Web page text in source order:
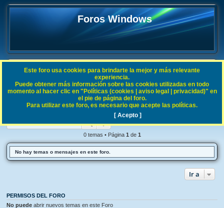
Foros Windows
FAQ
Índice general Procesos Windows
B
r
Procesos Windows
BuscarBúsqueda avanzada
0 temas • Página 1 de 1
No hay temas o mensajes en este foro.
Ir a
PERMISOS DEL FORO
No puede abrir nuevos temas en este Foro
Este foro usa cookies para brindarte la mejor y más relevante
experiencia.
Puede obtener más información sobre las cookies utilizadas en todo
momento al hacer clic en "Políticas (cookies | aviso legal | privacidad)" en
el pie de página del foro.
Para utilizar este foro, es necesario que acepte las políticas.
[ Acepto ]